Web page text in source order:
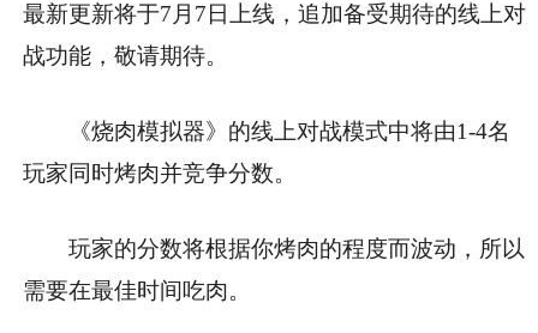
最新更新将于7月7日上线，追加备受期待的线上对
战功能，敬请期待。
《烧肉模拟器》的线上对战模式中将由1-4名
玩家同时烤肉并竞争分数。
玩家的分数将根据你烤肉的程度而波动，所以
需要在最佳时间吃肉。